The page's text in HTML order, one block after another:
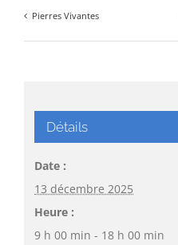
Pierres Vivantes
Détails
Date :
13 décembre 2025
Heure :
9 h 00 min - 18 h 00 min